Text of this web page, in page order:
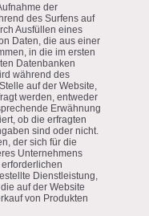
der
des Surfens auf
Ausfüllen eines
Daten, die aus einer
in die im ersten
Datenbanken
während des
auf der Website,
werden, entweder
Erwähnung
ob die erfragten
sind oder nicht.
der sich für die
Unternehmens
Dienstleistung,
auf der Website
von Produkten